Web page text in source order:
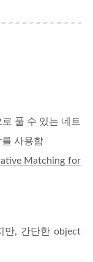
로 풀 수 있는 네트
사용함
Matching for
만, 간단한 object